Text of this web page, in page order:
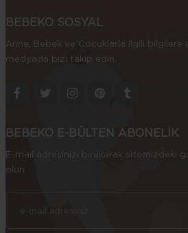
BEBEKO SOSYAL
Anne, Bebek ve Çocuklarla ilgili bilgilere
medyada bizi takip edin.
BEBEKO E-BÜLTEN ABONELİK
E-mail adresinizi bırakarak sitemizdeki
olun.